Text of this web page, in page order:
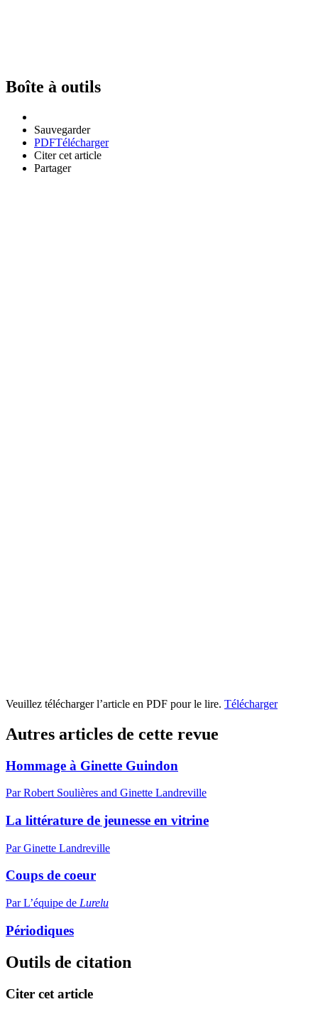
Boîte à outils
Sauvegarder
PDFTélécharger
Citer cet article
Partager
Veuillez télécharger l’article en PDF pour le lire. Télécharger
Autres articles de cette revue
Hommage à Ginette Guindon
Par Robert Soulières and Ginette Landreville
La littérature de jeunesse en vitrine
Par Ginette Landreville
Coups de coeur
Par L’équipe de Lurelu
Périodiques
Outils de citation
Citer cet article